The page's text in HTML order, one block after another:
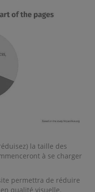
la taille des
à se charger
permettra de réduire
qualité visuelle.